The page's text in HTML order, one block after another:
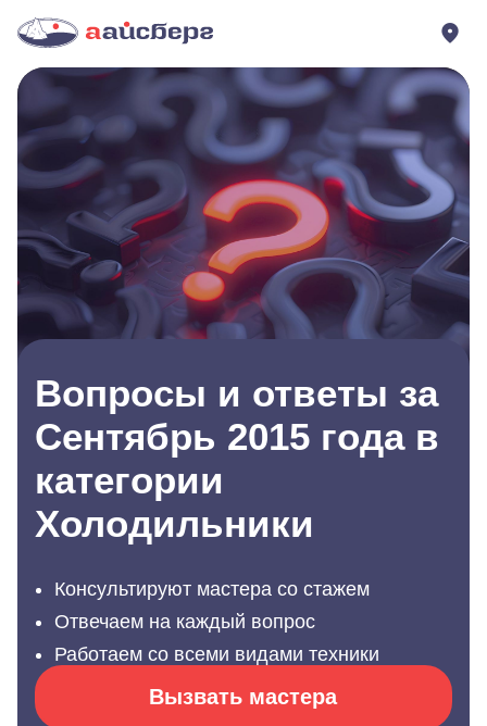
Вопросы и ответы за
Сентябрь 2015 года в
категории
Холодильники
Консультируют мастера со стажем
Отвечаем на каждый вопрос
Работаем со всеми видами техники
Вызвать мастера